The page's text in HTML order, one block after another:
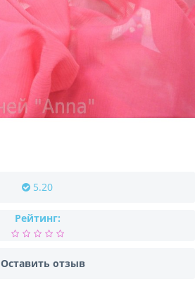
5.20
Рейтинг:
Оставить отзыв